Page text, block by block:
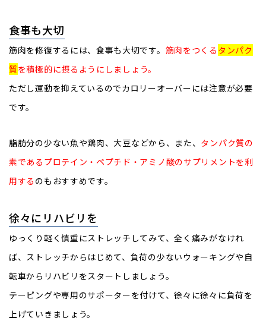
食事も大切
筋肉を修復するには、食事も大切です。 筋肉をつくる タンパク
質を積極的に摂るようにしましょう。
ただし運動を抑えているのでカロリーオーバーには注意が必要
です。
脂肪分の少ない魚や鶏肉、大豆などから、また、 タンパク質の
素であるプロテイン・ペプチド・アミノ酸のサプリメントを利
用する のもおすすめです。
徐々にリハビリを
ゆっくり軽く慎重にストレッチしてみて、全く痛みがなけれ
ば、ストレッチからはじめて、負荷の少ないウォーキングや自
転車からリハビリをスタートしましょう。
テーピングや専用のサポーターを付けて、徐々に徐々に負荷を
上げていきましょう。